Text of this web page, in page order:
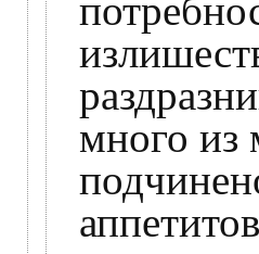
много из